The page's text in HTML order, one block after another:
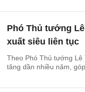
Phó Thủ tướng
xuất siêu liên tục
Theo Phó Thủ tướng Lê
tăng dần nhiều năm,